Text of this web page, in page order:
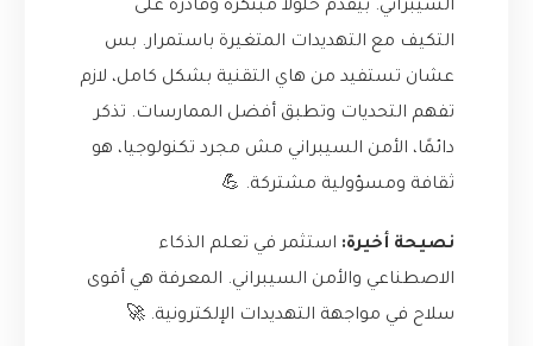
السيبراني. بيقدم حلولاً مبتكرة وقادرة على
التكيف مع التهديدات المتغيرة باستمرار. بس
عشان تستفيد من هاي التقنية بشكل كامل، لازم
تفهم التحديات وتطبق أفضل الممارسات. تذكر
دائمًا، الأمن السيبراني مش مجرد تكنولوجيا، هو
ثقافة ومسؤولية مشتركة. 💪
نصيحة أخيرة: استثمر في تعلم الذكاء
الاصطناعي والأمن السيبراني. المعرفة هي أقوى
سلاح في مواجهة التهديدات الإلكترونية. 🚀